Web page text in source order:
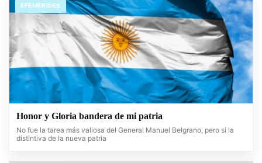
EFEMERIDES
Honor y Gloria bandera de mi patria
No fue la tarea más valiosa del General Manuel Belgrano, pero si la
distintiva de la nueva patria